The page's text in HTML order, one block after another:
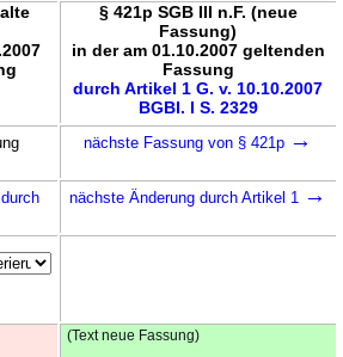
§ 421p SGB III n.F. (neue
Fassung)
in der am 01.10.2007 geltenden
Fassung
durch Artikel 1 G. v. 10.10.2007
BGBl. I S. 2329
nächste Fassung von § 421p →
nächste Änderung durch Artikel 1 →
(Text neue Fassung)